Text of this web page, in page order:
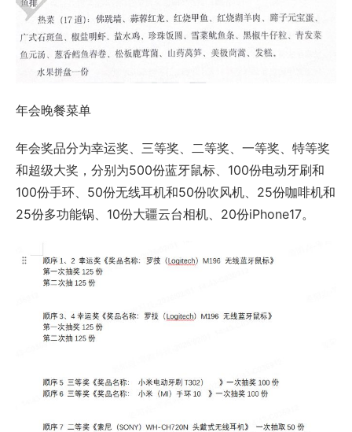
年会晚餐菜单
年会奖品分为幸运奖、三等奖、二等奖、一等奖、特等奖
和超级大奖，分别为500份蓝牙鼠标、100份电动牙刷和
100份手环、50份无线耳机和50份吹风机、25份咖啡机和
25份多功能锅、10份大疆云台相机、20份iPhone17。